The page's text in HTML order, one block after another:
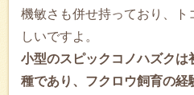
機敏さも併せ持っており、ト
しいですよ。
小型のスピックコノハズクは
種であり、フクロウ飼育の経